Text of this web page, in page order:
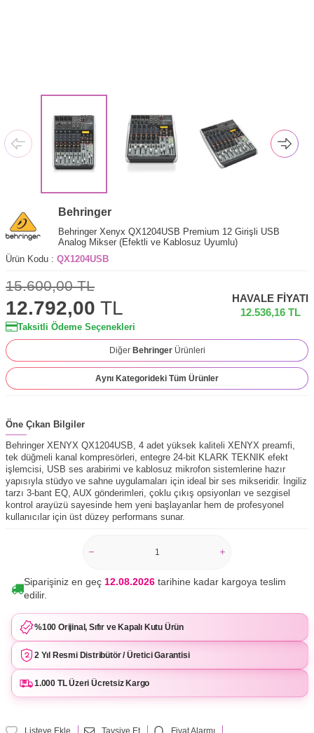
Behringer
Behringer Xenyx QX1204USB Premium 12 Girişli USB
Analog Mikser (Efektli ve Kablosuz Uyumlu)
Ürün Kodu : QX1204USB
15.600,00TL
12.792,00 TL
Taksitli Ödeme Seçenekleri
HAVALE FIYATI
12.536,16TL
Diğer Behringer Ürünleri
Aynı Kategorideki Tüm Ürünler
Öne Çıkan Bilgiler
Behringer XENYX QX1204USB, 4 adet yüksek kaliteli XENYX preamfi,
tek düğmeli kanal kompresörleri, entegre 24-bit KLARK TEKNIK efekt
işlemcisi, USB ses arabirimi ve kablosuz mikrofon sistemlerine hazır
yapısıyla stüdyo ve sahne uygulamaları için ideal bir ses mikseridir. İngiliz
tarzı 3-bant EQ, AUX gönderimleri, çoklu çıkış opsiyonları ve sezgisel
kontrol arayüzü sayesinde hem yeni başlayanlar hem de profesyonel
kullanıcılar için üst düzey performans sunar.
Siparişiniz en geç 12.08.2026 tarihine kadar kargoya teslim
edilir.
%100 Orijinal, Sıfır ve Kapalı Kutu Ürün
2 Yıl Resmi Distribütör / Üretici Garantisi
1.000 TL Üzeri Ücretsiz Kargo
Listeye Ekle Tavsiye Et Fiyat Alarmı